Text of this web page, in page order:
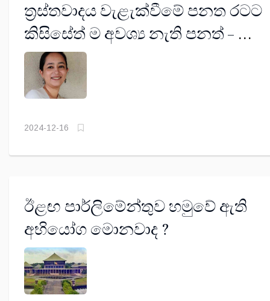
ත්‍රස්තවාදය වැළැක්වීමේ පනත රටට
කිසිසේත් ම අවශ්‍ය නැති පනත් –
නීතිඥ එර්මිසා ටීගල්
2024-12-16
ඊළඟ පාර්ලිමේන්තුව හමුවේ ඇති
අභියෝග මොනවාද ?